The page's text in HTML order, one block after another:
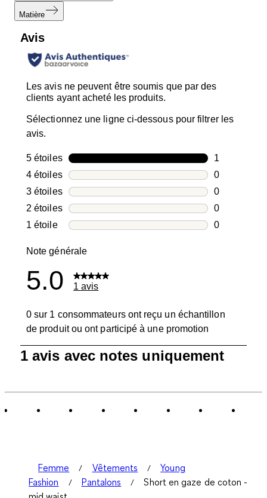
Matière
Avis
Les avis ne peuvent être soumis que par des
clients ayant acheté les produits.
Sélectionnez une ligne ci-dessous pour filtrer les
avis.
5 étoilesétoiles
1
1 avis avec
4 étoilesétoiles
0
0 avis avec
3 étoilesétoiles
0
0 avis avec
2 étoilesétoiles
0
0 avis avec
1 étoileétoiles
0
Note générale
5.0 1 avis
0 sur 1 consommateurs ont reçu un échantillon
de produit ou ont participé à une promotion
sur
1 avis avec notes uniquement
Femme Vêtements
Young
Fashion
Pantalons
Short en gaze de coton -